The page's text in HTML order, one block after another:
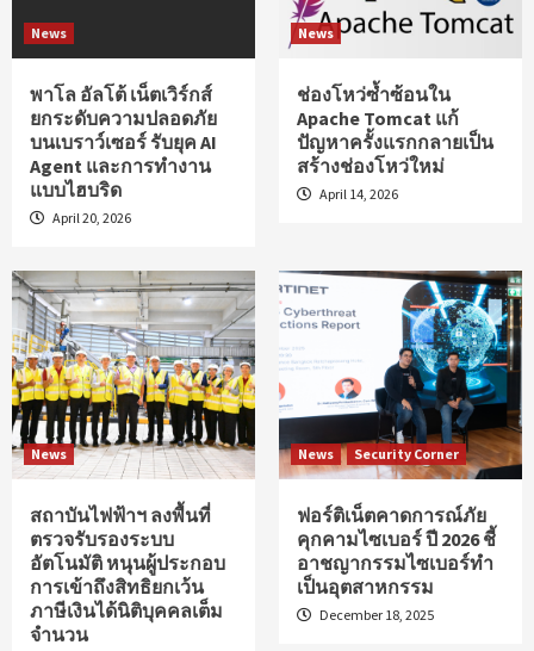
News
พาโล อัลโต้ เน็ตเวิร์กส์
ยกระดับความปลอดภัย
บนเบราว์เซอร์ รับยุค AI
Agent และการทำงาน
แบบไฮบริด
April 20, 2026
News
ช่องโหว่ซ้ำซ้อนใน
Apache Tomcat แก้
ปัญหาครั้งแรกกลายเป็น
สร้างช่องโหว่ใหม่
April 14, 2026
News
สถาบันไฟฟ้าฯ ลงพื้นที่
ตรวจรับรองระบบ
อัตโนมัติ หนุนผู้ประกอบ
การเข้าถึงสิทธิยกเว้น
ภาษีเงินได้นิติบุคคลเต็ม
จำนวน
News Security Corner
ฟอร์ติเน็ตคาดการณ์ภัย
คุกคามไซเบอร์ ปี 2026 ชี้
อาชญากรรมไซเบอร์ทำ
เป็นอุตสาหกรรม
December 18, 2025